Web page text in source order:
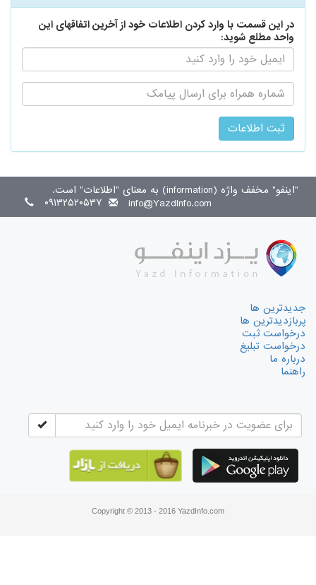
در این قسمت با وارد کردن اطلاعات خود از آخرین اتفاقهای این
واحد مطلع شوید:
ایمیل:
اطلاع
رسانی
طریق
پیامک:
"اینفو" مخفف واژه (information) به معنای "اطلاعات" است.
۰۹۱۳۲۵۲۰۵۳۷
info@YazdInfo.com
جدیدترین ها
پربازدیدترین ها
درخواست ثبت
درخواست تبلیغ
درباره ما
راهنما
Copyright © 2013 - 2016 YazdInfo.com